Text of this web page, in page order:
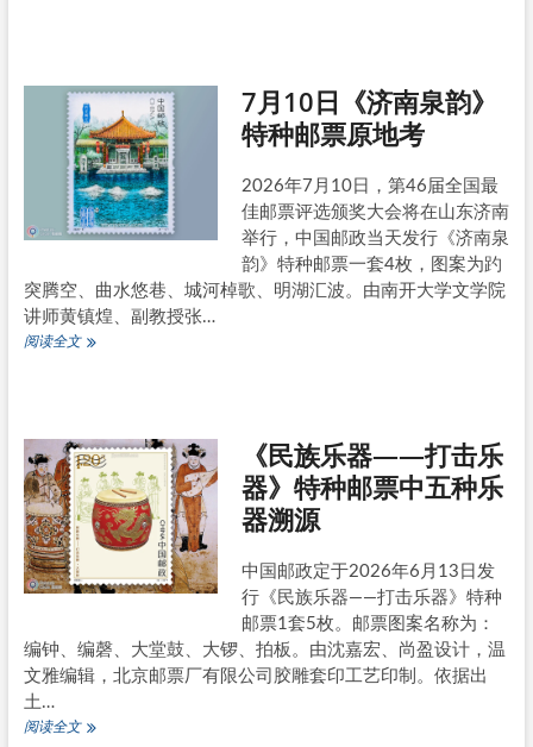
特
种
邮
票
的
原
地
在
和
陕
西
7月10日《济南泉韵》
特种邮票原地考
2026年7月10日，第46届全国最
佳邮票评选颁奖大会将在山东济南
举行，中国邮政当天发行《济南泉
韵》特种邮票一套4枚，图案为趵
突腾空、曲水悠巷、城河棹歌、明湖汇波。由南开大学文学院
讲师黄镇煌、副教授张…
阅读全文7
南
泉
韵》
特
种
票
原
考
《民族乐器——打击乐
器》特种邮票中五种乐
器溯源
中国邮政定于2026年6月13日发
行《民族乐器——打击乐器》特种
邮票1套5枚。邮票图案名称为：
编钟、编磬、大堂鼓、大锣、拍板。由沈嘉宏、尚盈设计，温
文雅编辑，北京邮票厂有限公司胶雕套印工艺印制。依据出
土…
阅读全文《民